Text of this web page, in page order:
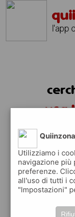
l'app
usa
Quiinzona
Utilizziamo i
navigazione
preferenze.
all'uso di tutti i
"Impostazioni"